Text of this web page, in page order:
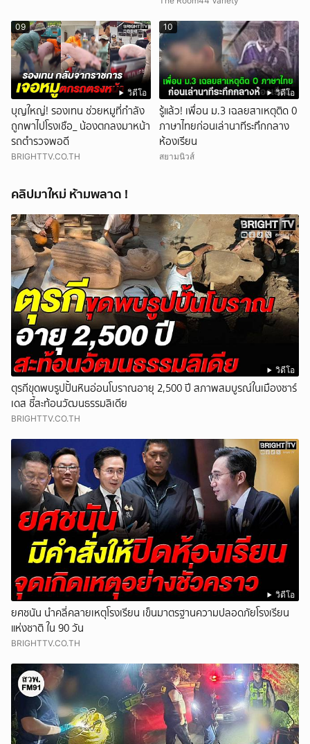
วิดีโอ
09
บุญใหญ่! รองเทน ช่วยหมูที่กำลัง
ถูกพาไปโรงเชือ_ น้องตกลงมาหน้า
รถตำรวจพอดี
BRIGHTTV.CO.TH
วิดีโอ
10
รู้แล้ว! เพื่อน ม.3 เฉลยสาเหตุติด 0
ภาษาไทยก่อนเล่านาทีระทึกกลาง
ห้องเรียน
สยามนิวส์
คลิปมาใหม่ ห้ามพลาด !
วิดีโอ
ตุรกีขุดพบรูปปั้นหินอ่อนโบราณอายุ 2,500 ปี สภาพสมบูรณ์ในเมืองซาร์
เดส ชี้สะท้อนวัฒนธรรมลิเดีย
BRIGHTTV.CO.TH
วิดีโอ
ยศชนัน นำคลี่คลายเหตุโรงเรียน เข็นมาตรฐานความปลอดภัยโรงเรียน
แห่งชาติ ใน 90 วัน
BRIGHTTV.CO.TH